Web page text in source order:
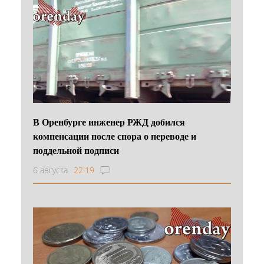
В Оренбурге инженер РЖД добился
компенсации после спора о переводе и
поддельной подписи
6 августа 22:19